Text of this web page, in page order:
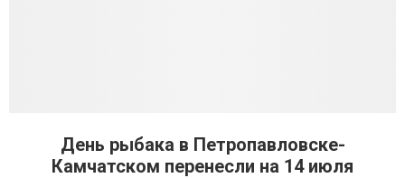
День рыбака в Петропавловске-
Камчатском перенесли на 14 июля